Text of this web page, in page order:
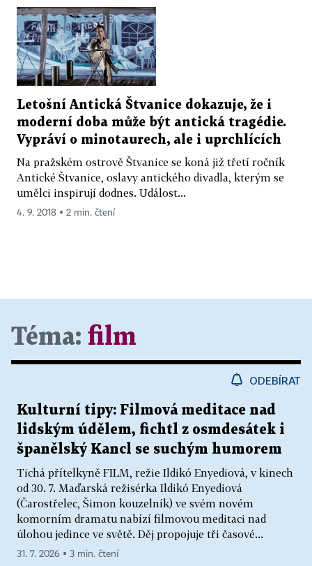
Letošní Antická Štvanice dokazuje, že i
moderní doba může být antická tragédie.
Vypráví o minotaurech, ale i uprchlících
Na pražském ostrově Štvanice se koná již třetí ročník
Antické Štvanice, oslavy antického divadla, kterým se
umělci inspirují dodnes. Událost...
4. 9. 2018 ▪ 2 min. čtení
Téma: film
ODEBÍRAT
Kulturní tipy: Filmová meditace nad
lidským údělem, fichtl z osmdesátek i
španělský Kancl se suchým humorem
Tichá přítelkyně FILM, režie Ildikó Enyediová, v kinech
od 30. 7. Maďarská režisérka Ildikó Enyediová
(Čarostřelec, Šimon kouzelník) ve svém novém
komorním dramatu nabízí filmovou meditaci nad
úlohou jedince ve světě. Děj propojuje tři časové...
31. 7. 2026 ▪ 3 min. čtení